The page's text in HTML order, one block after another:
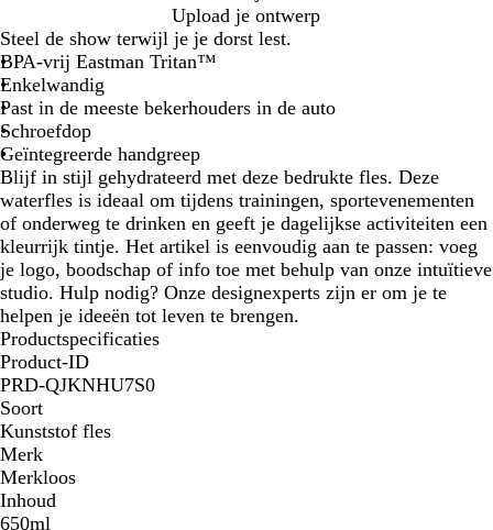
t
a
n
j
e
g
e
n
t
a
m
o
e
n
o
d
n
i
n
g
s
b
l
a
u
w
a
a
l
z
w
a
r
t
Upload je ontwerp
Steel de show terwijl je je dorst lest.
BPA-vrij Eastman Tritan™
Enkelwandig
Past in de meeste bekerhouders in de auto
Schroefdop
Geïntegreerde handgreep
Blijf in stijl gehydrateerd met deze bedrukte fles. Deze
waterfles is ideaal om tijdens trainingen, sportevenementen
of onderweg te drinken en geeft je dagelijkse activiteiten een
kleurrijk tintje. Het artikel is eenvoudig aan te passen: voeg
je logo, boodschap of info toe met behulp van onze intuïtieve
studio. Hulp nodig? Onze designexperts zijn er om je te
helpen je ideeën tot leven te brengen.
Productspecificaties
Product-ID
PRD-QJKNHU7S0
Soort
Kunststof fles
Merk
Merkloos
Inhoud
650ml